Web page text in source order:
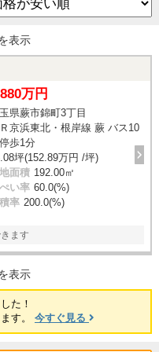
表示
万円
県蕨市錦町3丁目
Ｒ京浜東北・根岸線 蕨 バス10
歩1分
坪(152.89万円 /坪)
面積 192.00㎡
い率 60.0(%)
率 200.0(%)
ます
表示
た！
す。 今すぐ見る